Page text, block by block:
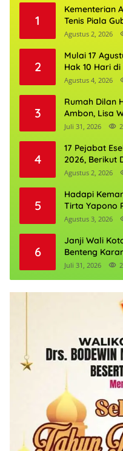
1
Kementerian
Tenis Piala
Agustus 2, 2026
2
Mulai 17
Hak 10 Hari
Agustus 4, 2026
3
Rumah Dilan
Ambon, Lisa
Boleh
Juli 31, 2026
4
17 Pejabat
2026, Berikut
Agustus 2, 2026
5
Hadapi
Tirta Yapono
Agustus 3, 2026
6
Janji Wali
Benteng
Bersih Pekan
Juli 31, 2026